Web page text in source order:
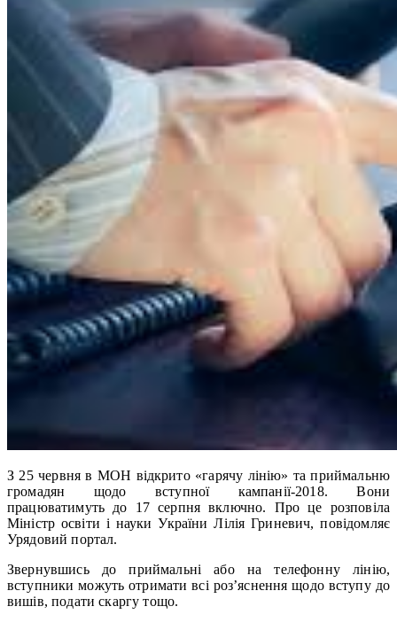
З 25 червня в МОН відкрито «гарячу лінію» та приймальню
громадян щодо вступної кампанії-2018. Вони
працюватимуть до 17 серпня включно. Про це розповіла
Міністр освіти і науки України Лілія Гриневич, повідомляє
Урядовий портал.
Звернувшись до приймальні або на телефонну лінію,
вступники можуть отримати всі роз’яснення щодо вступу до
вишів, подати скаргу тощо.